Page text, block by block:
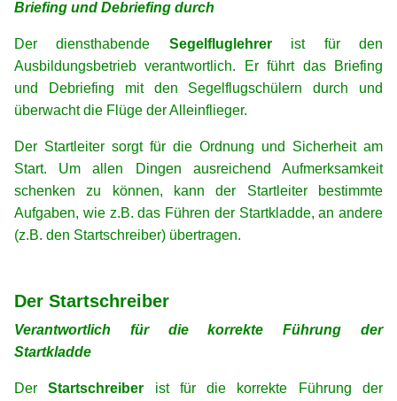
Briefing und Debriefing durch
Der diensthabende Segelfluglehrerist für den
Ausbildungsbetrieb verantwortlich. Er führt das Briefing
und Debriefing mit den Segelflugschülern durch und
überwacht die Flüge der Alleinflieger.
Der Startleiter sorgt für die Ordnung und Sicherheit am
Start. Um allen Dingen ausreichend Aufmerksamkeit
schenken zu können, kann der Startleiter bestimmte
Aufgaben, wie z.B. das Führen der Startkladde, an andere
(z.B. den Startschreiber) übertragen.
Der Startschreiber
Verantwortlich für die korrekte Führung der
Startkladde
DerStartschreiber ist für die korrekte Führung der